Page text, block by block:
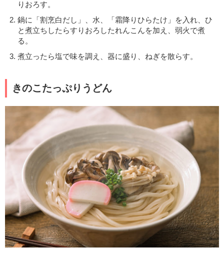
りおろす。
鍋に「割烹白だし」、水、「霜降りひらたけ」を入れ、ひ
と煮立ちしたらすりおろしたれんこんを加え、弱火で煮
る。
煮立ったら塩で味を調え、器に盛り、ねぎを散らす。
きのこたっぷりうどん